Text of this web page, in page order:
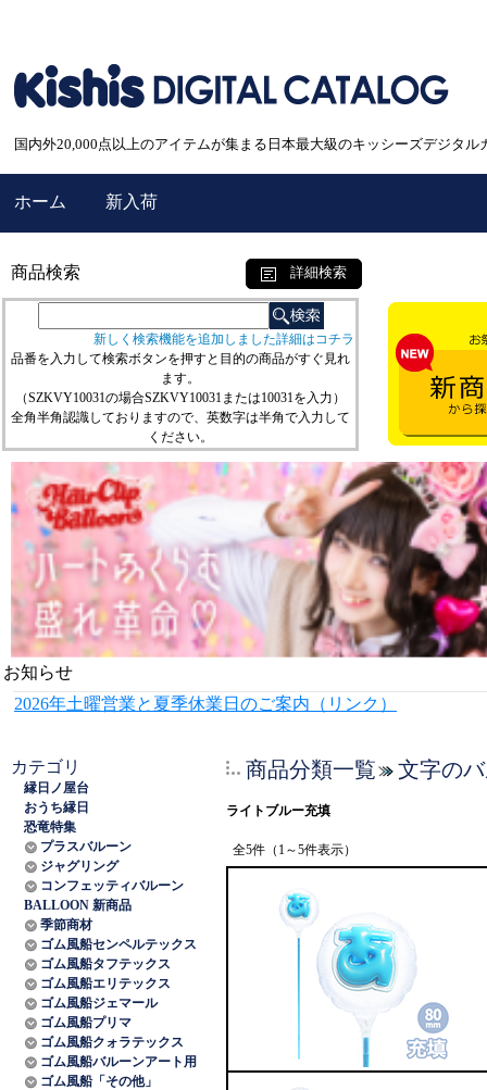
国内外20,000点以上のアイテムが集まる日本最大級のキッシーズデジタル
ホーム 新入荷
商品検索 詳細検索
新しく検索機能を追加しました詳細はコチラ
品番を入力して検索ボタンを押すと目的の商品がすぐ見れ
ます。
（SZKVY10031の場合SZKVY10031または10031を入力）
全角半角認識しておりますので、英数字は半角で入力して
ください。
お知らせ
2026年土曜営業と夏季休業日のご案内（リンク）
カテゴリ
縁日ノ屋台
おうち縁日
恐竜特集
プラスバルーン
ジャグリング
コンフェッティバルーン
BALLOON 新商品
季節商材
ゴム風船センペルテックス
ゴム風船タフテックス
ゴム風船エリテックス
ゴム風船ジェマール
ゴム風船プリマ
ゴム風船クォラテックス
ゴム風船バルーンアート用
ゴム風船「その他」
商品分類一覧 文字の
ライトブルー充填
全5件（1～5件表示）